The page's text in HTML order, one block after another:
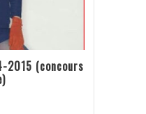
2015 (concours